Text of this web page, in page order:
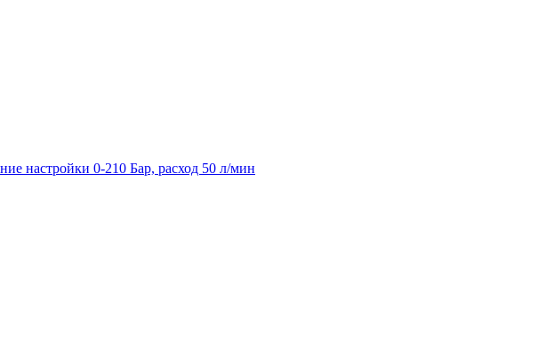
настройки 0-210 Бар, расход 50 л/мин